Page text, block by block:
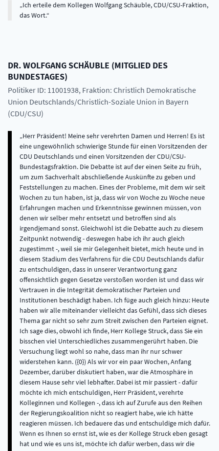
Ich erteile dem Kollegen Wolfgang Schäuble, CDU/CSU-Fraktion,
das Wort.
DR.WOLFGANGSCHÄUBLE (MITGLIED DES
BUNDESTAGES)
Politiker ID: 11001938, Fraktion: Christlich Demokratische
Union Deutschlands/Christlich-Soziale Union in Bayern
(CDU/CSU)
Herr Präsident! Meine sehr verehrten Damen und Herren! Es ist eine ungewöhnlich schwierige Stunde für einen Vorsitzenden der CDU Deutschlands und einen Vorsitzenden der CDU/CSU-Bundestagsfraktion. Die Debatte ist auf der einen Seite zu früh, um zum Sachverhalt abschließende Auskünfte zu geben und Feststellungen zu machen. Eines der Probleme, mit dem wir seit Wochen zu tun haben, ist ja, dass wir von Woche zu Woche neue Erfahrungen machen und Erkenntnisse gewinnen müssen, von denen wir selber mehr entsetzt und betroffen sind als irgendjemand sonst. Gleichwohl ist die Debatte auch zu diesem Zeitpunkt notwendig - deswegen habe ich ihr auch gleich zugestimmt -, weil sie mir Gelegenheit bietet, mich heute und in diesem Stadium des Verfahrens für die CDU Deutschlands dafür zu entschuldigen, dass in unserer Verantwortung ganz offensichtlich gegen Gesetze verstoßen worden ist und dass wir Vertrauen in die Integrität demokratischer Parteien und Institutionen beschädigt haben. Ich füge auch gleich hinzu: Heute haben wir alle miteinander vielleicht das Gefühl, dass sich dieses Thema gar nicht so sehr zum Streit zwischen den Parteien eignet. Ich sage dies, obwohl ich finde, Herr Kollege Struck, dass Sie ein bisschen viel Unterschiedliches zusammengerührt haben. Die Versuchung liegt wohl so nahe, dass man ihr nur schwer widerstehen kann. ({0}) Als wir vor ein paar Wochen, Anfang Dezember, darüber diskutiert haben, war die Atmosphäre in diesem Hause sehr viel lebhafter. Dabei ist mir passiert - dafür möchte ich mich entschuldigen, Herr Präsident, verehrte Kolleginnen und Kollegen -, dass ich auf Zurufe aus den Reihen der Regierungskoalition nicht so reagiert habe, wie ich hätte reagieren müssen. Ich bedauere das und entschuldige mich dafür. Wenn es Ihnen so ernst ist, wie es der Kollege Struck eben gesagt hat und wie es uns ist, möchte ich dafür werben, dass wir die Dinge ein wenig nach den Prinzipien der Verhältnismäßigkeit und ein wenig nach den Regeln von Wahrheit, Klarheit und Fairness sauber voneinander trennen. ({1}) Das wird wohl nicht zu viel verlangt sein. Deswegen sage ich noch einmal in aller Klarheit: Ich lege zunächst einmal Wert auf die Feststellung - sie ist bis zu dieser Minute von niemandem in Frage gestellt worden -, dass in der Zeit, in der ich Vorsitzender der CDU Deutschlands bin, Angela Merkel Generalsekretärin und Matthias Wissmann Schatzmeister sind - das ist seit dem 7. November 1998 der Fall -, auch nicht der geringste Anlass für die Annahme besteht, dass wir uns in unserer eigenen Verantwortung nicht an jede gesetzliche Bestimmung gehalten haben. ({2}) - Verehrte Kolleginnen und Kollegen, ich glaube, dass die Ernsthaftigkeit Ihrer Sorge umso überzeugender ist, je weniger schwer Sie es mir machen, zu sagen, was zu sagen ohnedies schwer genug ist. Seit dem 2. Dezember, als wir das diskutiert haben, was wir damals erfahren haben, haben wir Schritt für Schritt Erkenntnisse bekommen, die uns - ich sage noch einmal - mehr betroffen und entsetzt haben als irgendjemand sonst. Darüber kann es keinen Zweifel geben. Ich habe nach jener Debatte, die Sie gerade zitiert haben und die ich, wie Sie wissen, im Krankenhaus verfolgt habe, das Einvernehmen mit meinem Amtsvorgänger hergestellt, dass wir alle Unterlagen aus vergangenen Zeiten von der Wirtschaftsprüfergesellschaft anfordern und bekommen. Wir haben sie ja von der Staatsanwaltschaft nach den Bestimmungen der Prozessordnung nicht bekommen. Als ich am Freitag jener Woche die ersten Unterlagen gesehen habe, habe ich unverzüglich reagiert. Ich habe gesehen, dass dieses System mit den vielen Konten ein System war, von dem keiner gewusst hat außer denen, die genannt worden sind. Ich kenne jedenfalls niemanden, der davon gewusst hat. Ich sage auch: Diejenigen, die davon gewusst haben, haben ja auch gesagt, sie hätten alles darauf angelegt - so ist ein solches System -, dass andere davon keine Kenntnis hatten. ({3}) Das letzte Konto dieser Art ist ja auch geschlossen worden, um die neue Parteiführung nicht zu unterrichten. Wir haben uns an die Aufklärung gemacht, so gut und so energisch, wie es irgend geht. ({4}) Wir sind damit noch nicht am Ende. Wir haben Wirtschaftsprüfer beauftragt und ihnen alle Informationen zur Verfügung gestellt. Ich habe zu keinem Zeitpunkt irgendetwas zurückgehalten. Diese Wirtschaftsprüfer werden uns heute oder morgen ihren Bericht für die Jahre 1993 bis 1998 vorlegen. Das sind die sechs Jahre, die im Parteiengesetz als Frist für die Aufbewahrung von Belegen vorgesehen ist. Die Unterlagen sind unvollständig; die Antworten haben wir nicht vollständig bekommen. ({5}) - Jetzt will ich eine zweite Sache sagen, weil Sie diesen Zwischenruf machen. Diese CDU Deutschlands, übrigens auch diese Bundesrepublik Deutschland, ist in einem erheblichen Maße durch die Leistungen von Helmut Kohl geprägt. Wenn wir über Verhältnismäßigkeit reden, dann sage ich Ihnen auch: Bei allen Verstößen, die Thema dieser Debatte sind, die weiter aufgeklärt werden müssen und die möglicherweise abschließend festgestellt werden, wird das nichts an dem geschichtlichen Werk ändern, das unter der Führung von Helmut Kohl für dieses Land erreicht worden ist. ({6}) Aber wenn Sie vor diesem Hintergrund, der ja völlig unstrittig ist - ich habe ja gesagt: auch diese meine Partei, deren Vorsitzender ich bin, ist davon noch mehr geprägt -, einen Moment die Fähigkeit haben, mitzudenken ({7}) - Entschuldigung, lassen Sie mich diesen Satz beenden - ({8}) was uns bewegt. Herr Präsident, meine verehrten Kolleginnen und Kollegen, die Stunde ist wirklich ernst, und Sie werden mich nicht davon abbringen, dem Ernst dieser Stunde Rechnung zu tragen, wie immer Sie sich verhalten. Ich kann das verstehen, aber ich sage Ihnen: Schadenfreude und Häme sind schlechte Ratgeber. Das wird Ihnen nicht viel nutzen. ({9}) Deswegen möchte ich Ihnen in aller Ruhe erklären, was der Bundesvorstand meiner Partei vorgestern nach intensiven Debatten beschlossen hat. Es steht ja in den Zeitungen hinreichend beschrieben, wie der Ablauf der Dinge gewesen ist. ({10}) - Doch, es ist schon klar. Ich sage Ihnen vorweg, wie die Sache gewesen ist, auch daraus brauche ich keinen Hehl zu machen. Wenn die Wahrheit so wichtig ist und sie ist wichtiger, als wir es vielleicht vor ein paar Wochen noch begriffen haben -, dann sage ich auch dieses: Ich bin über das Wochenende zu der Überzeugung gelangt, dass ich vielleicht am besten helfen kann, dass ich meiner Partei, meiner Gemeinschaft, auch in ihrer Funktion für unsere Demokratie, die Kollege Struck gerade beschrieben hat, den besten Dienst tun kann - weil ich ja nun mit der engste Mitstreiter in den 16 Jahren der Kanzlerschaft von Helmut Kohl gewesen bin -, indem ich sage: Ich möchte zurücktreten. Das war der Entschluss, mit dem ich am Montag hierher gekommen bin. Warum soll ich darüber nicht reden? Ich habe gesagt: Jeder muss sich seiner Verantwortung in dieser Lage stellen. Wichtiger ist das, was unsere politische Gemeinschaft für diese Demokratie und für dieses Land zu leisten hat. Das ist meine Priorität, von der ich mich leiten lasse und die ich mir von niemandem in Frage stellen lasse. Deswegen habe ich diese Entscheidung getroffen. Ich habe mich zunächst einmal umstimmen lassen, dass ich über diese Frage mit meinen Freunden in der engsten Führung der Partei, im Präsidium der CDU, diskutiere. Aber ich bin nicht ins Präsidium gegangen, um zu sagen: Wenn ihr wollt, dass ich zurücktrete, dann trete ich zurück. Ich habe gesagt: Ich will zurücktreten; aber lasst uns darüber reden, was der beste Weg ist. Zuvor habe ich ein Gespräch mit Helmut Kohl geführt; auch dies will ich sagen. Ich habe ihm gesagt: Ich glaube, dass, jedenfalls nach dem Eindruck, der in breiten Kreisen der Bevölkerung entstanden ist, gerade auch durch die neue Dimension, die der Schock der hessischen Erfahrungen ausgelöst hat, bis zu dem entsetzlichen Punkt, für den sich die hessische CDU genauso wie die CDU Deutschlands entschuldigt hat, dass jüdische Mitbürger ohne jede Verantwortung hier in eine schiefe Debatte und in Gerüchte hineingezogen worden sind angesichts dieser neuen Dimension mehr geleistet werden muss, auch von Helmut Kohl, um den eingetretenen und noch drohenden Schaden von unserem Land abzuwenden, mit der Fähigkeit unserer Partei, diesen Dienst für das Land zu leisten. Darüber habe ich mit ihm geredet, so offen wie man nur reden kann. Und ich habe ihm auch gesagt: Wenn er diesen Schritt - ich kann ihn ja nicht zwingen - nicht leistet, dann werde ich den Weg gehen, wie ich es vorgesehen habe. Das habe ich ihm gesagt. Das hat ihn auch nicht bewogen, das hat auch nichts geändert. Dann bin ich in die Sitzung gegangen und dann hat das Präsidium der CDU Deutschlands gesagt: So geht das nicht, dann treten wir alle zurück, nicht einer allein. Du hast einen Fehler gemacht - das habe ich, ich habe mich auch entschuldigt -, aber du hast nicht gegen Gesetze verstoßen, du hast unser Vertrauen, du wirst gebraucht. Ich wollte dem Satz, von dem Sie vorhin gemeint haben, Sie müssten sich über ihn empören, hinzufügen: Wenn Sie bedenken, was es für die CDU angesichts dieser Prägung heißt, dass wir eine Entscheidung getroffen haben, die dazu führen musste, dass wir keinen Ehrenvorsitz mehr haben, dann sollten Sie nicht bestreiten, dass wir uns der Ernsthaftigkeit der Lage, in der wir sind und in der wir diese Debatte in ihrer vollen Dramatik verstanden haben, stellen. Das ist der Punkt. Ich sage Ihnen: Das tun wir. Darauf können sich die Menschen, unsere Mitglieder, unsere Anhänger, verlassen. ({11}) - Das ist sehr schwierig. Ich sage Ihnen, warum es so schwierig ist. Es ist aus zwei Gründen schwierig. Es ist aus dem einen Grund schwierig, weil uns diejenigen, die Informationen haben, diese Informationen nicht zur Verfügung stellen. ({12}) - Verehrter Herr Kollege, jetzt verstoße ich gegen meinen Vorsatz, mich heute durch keinen Zwischenruf von Ihnen zu irgendetwas